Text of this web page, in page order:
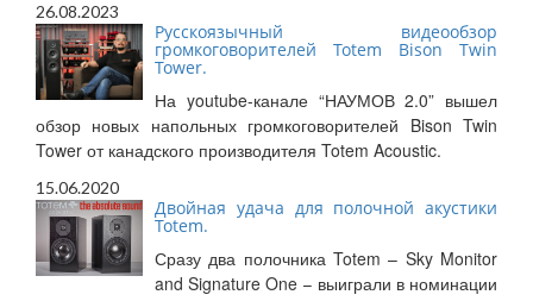
26.08.2023
Русскоязычный видеообзор
громкоговорителей Totem Bison Twin
Tower.
На youtube-канале “НАУМОВ 2.0” вышел
обзор новых напольных громкоговорителей Bison Twin
Tower от канадского производителя Totem Acoustic.
15.06.2020
Двойная удача для полочной акустики
Totem.
Сразу два полочника Totem – Sky Monitor
and Signature One – выиграли в номинации